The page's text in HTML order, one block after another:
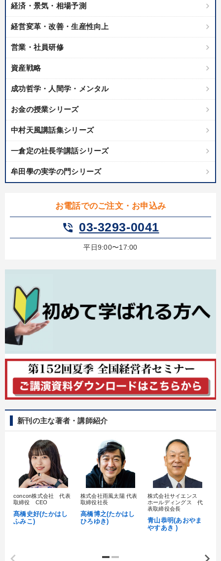
目的別
販売力を強化したい リーダーの魅力向上
新事業・新商品づくり
経営を改善したい
新技術 広報・PR MBA
マーケティング 経済予測
タグから探す
すべての音声・動画（全2077タイトル）からお探しいただけます
伝統・文化
健康・ウェルビーイング 生き方の指針 多角化・新規事業
コミュニケーション
インフレ対策・値上げ 松下幸之助 早わかり
いい会社 リーダーシップ 株式市場 推薦
経済・景気・相場予測
経営変革・改善・生産性向上
営業・社員研修
資産戦略
成功哲学・人間学・メンタル
お金の授業シリーズ
中村天風講話集シリーズ
一倉定の社長学講話シリーズ
牟田學の実学の門シリーズ
お電話でのご注文・お申込み
phone_in_talk 03-3293-0041
平日9:00〜17:00
新刊の主な著者・講師紹介
concon株式会社 代表
取締役 CEO
髙橋史好(たかはし
ふみこ)
株式会社雨風太陽 代表
取締役社長
高橋博之(たかはし
ひろゆき)
株式会社サイエンス
ホールディングス 代
表取締役会長
青山恭明(あおやま
やすあき )